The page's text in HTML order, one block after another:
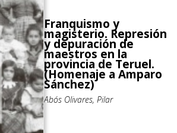
Franquismo y
magisterio. Represión
y depuración de
maestros en la
provincia de Teruel.
(Homenaje a Amparo
Sánchez)
Abós Olivares, Pilar